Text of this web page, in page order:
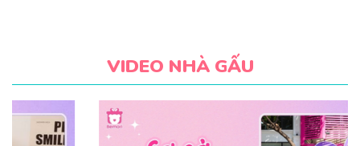
VIDEO NHÀ GẤU